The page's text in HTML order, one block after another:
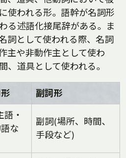
使われる形。語幹が名詞形
る述語化接尾辞がある。ま
詞として使われる際、名詞
主や非動作主として使わ
、道具として使われる。
副詞形
語・
な
副詞(場所、時間、
手段など)